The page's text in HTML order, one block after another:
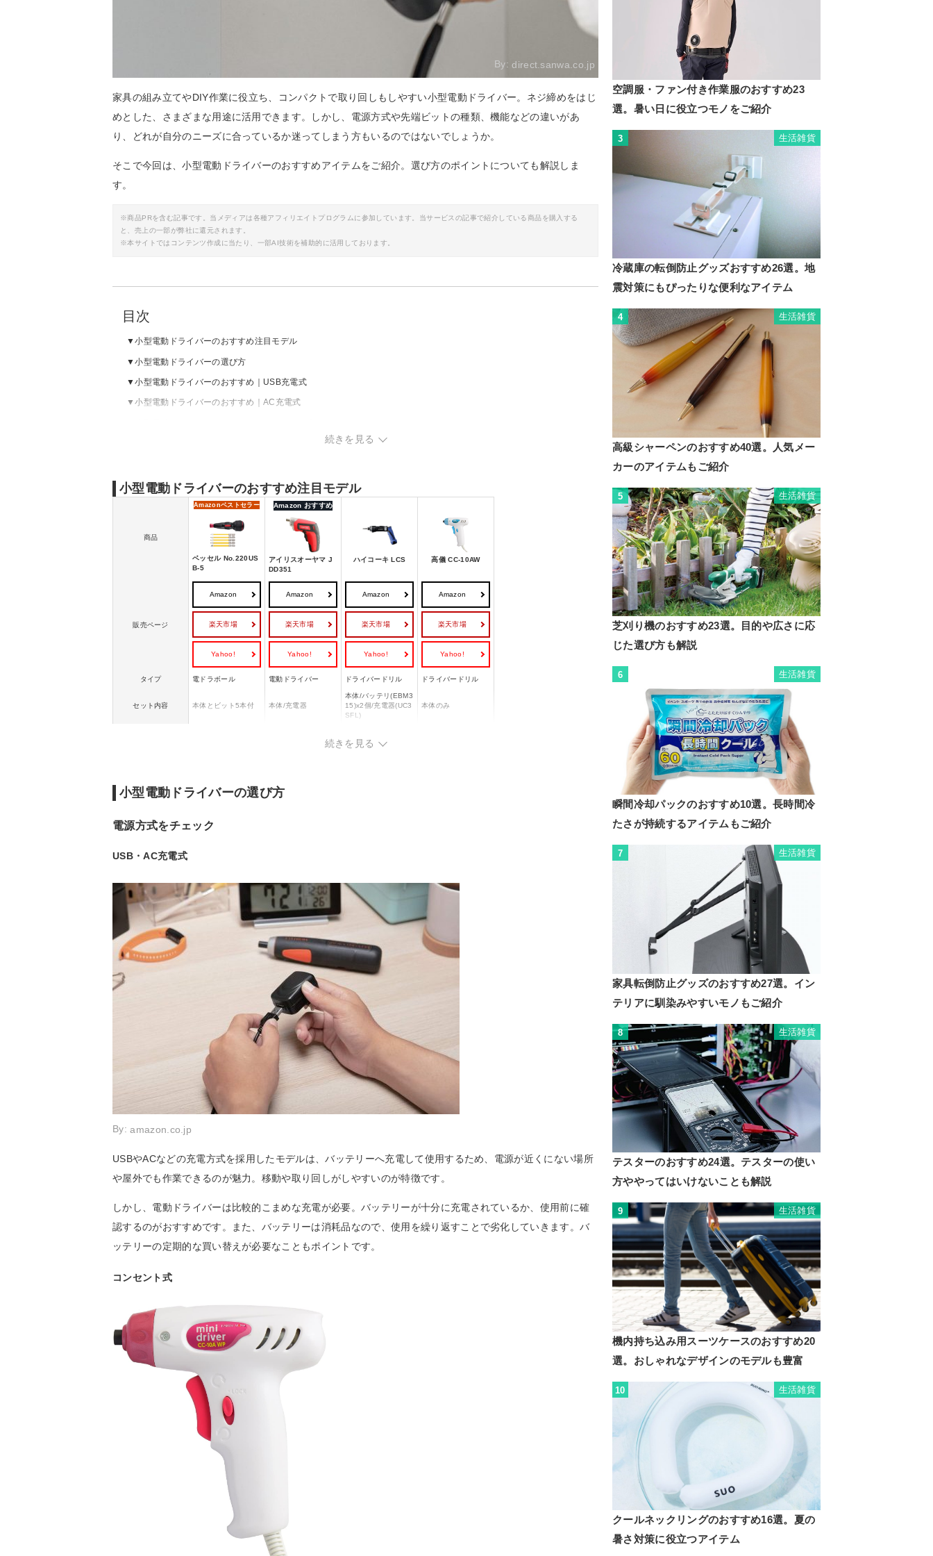
By:direct.sanwa.co.jp
家具の組み立てやDIY作業に役立ち、コンパクトで取り回しもしやすい小型電動ドライバー。ネジ締めをはじ
めとした、さまざまな用途に活用できます。しかし、電源方式や先端ビットの種類、機能などの違いがあ
り、どれが自分のニーズに合っているか迷ってしまう方もいるのではないでしょうか。
そこで今回は、小型電動ドライバーのおすすめアイテムをご紹介。選び方のポイントについても解説しま
す。
※商品PRを含む記事です。当メディアは各種アフィリエイトプログラムに参加しています。当サービスの記事で紹介している商品を購入する
と、売上の一部が弊社に還元されます。
※本サイトではコンテンツ作成に当たり、一部AI技術を補助的に活用しております。
目次
小型電動ドライバーのおすすめ注目モデル
小型電動ドライバーの選び方
小型電動ドライバーのおすすめ｜USB充電式
小型電動ドライバーのおすすめ｜AC充電式
続きを見る
小型電動ドライバーのおすすめ注目モデル
商品
Amazonベストセラー
ベッセル No.220US
B-5
Amazon おすすめ
アイリスオーヤマ J
DD351
ハイコーキ LCS 高儀 CC-10AW
販売ページ
Amazon
楽天市場
Yahoo!
Amazon
楽天市場
Yahoo!
Amazon
楽天市場
Yahoo!
Amazon
楽天市場
Yahoo!
タイプ 電ドラボール 電動ドライバー ドライバードリル ドライバードリル
セット内容 本体とビット5本付 本体/充電器
本体/バッテリ(EBM3
15)x2個/充電器(UC3
SFL)
本体のみ
池)
対応電圧 3.7V
続きを見る
小型電動ドライバーの選び方
電源方式をチェック
USB・AC充電式
By:amazon.co.jp
USBやACなどの充電方式を採用したモデルは、バッテリーへ充電して使用するため、電源が近くにない場所
や屋外でも作業できるのが魅力。移動や取り回しがしやすいのが特徴です。
しかし、電動ドライバーは比較的こまめな充電が必要。バッテリーが十分に充電されているか、使用前に確
認するのがおすすめです。また、バッテリーは消耗品なので、使用を繰り返すことで劣化していきます。バ
ッテリーの定期的な買い替えが必要なこともポイントです。
コンセント式
空調服・ファン付き作業服のおすすめ23
選。暑い日に役立つモノをご紹介
3 生活雑貨
冷蔵庫の転倒防止グッズおすすめ26選。地
震対策にもぴったりな便利なアイテム
4 生活雑貨
高級シャーペンのおすすめ40選。人気メー
カーのアイテムもご紹介
5 生活雑貨
芝刈り機のおすすめ23選。目的や広さに応
じた選び方も解説
6 生活雑貨
瞬間冷却パックのおすすめ10選。長時間冷
たさが持続するアイテムもご紹介
7 生活雑貨
家具転倒防止グッズのおすすめ27選。イン
テリアに馴染みやすいモノもご紹介
8 生活雑貨
テスターのおすすめ24選。テスターの使い
方ややってはいけないことも解説
9 生活雑貨
機内持ち込み用スーツケースのおすすめ20
選。おしゃれなデザインのモデルも豊富
10 生活雑貨
クールネックリングのおすすめ16選。夏の
暑さ対策に役立つアイテム